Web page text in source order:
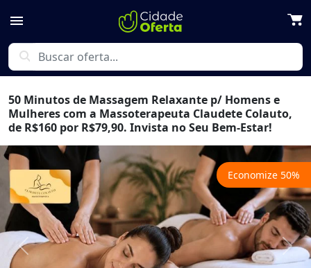
menu
search
50 Minutos de Massagem Relaxante p/ Homens e
Mulheres com a Massoterapeuta Claudete Colauto,
de R$160 por R$79,90. Invista no Seu Bem-Estar!
Economize 50%
Previous Next